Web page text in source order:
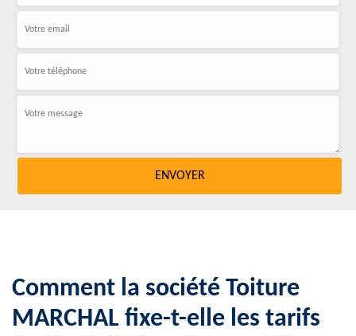
Comment la société Toiture
MARCHAL fixe-t-elle les tarifs